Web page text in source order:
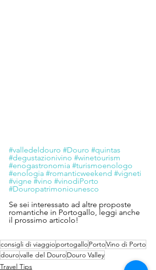
#valledeldouro #Douro #quintas
#degustazionivino #winetourism
#enogastronomia #turismoenologo
#enologia #romanticweekend #vigneti
#vigne #vino #vinodiPorto
#Douropatrimoniounesco
Se sei interessato ad altre proposte
romantiche in Portogallo, leggi anche
il prossimo articolo!
consigli di viaggioportogalloPortoVino di Porto
dourovalle del DouroDouro Valley
Travel Tips